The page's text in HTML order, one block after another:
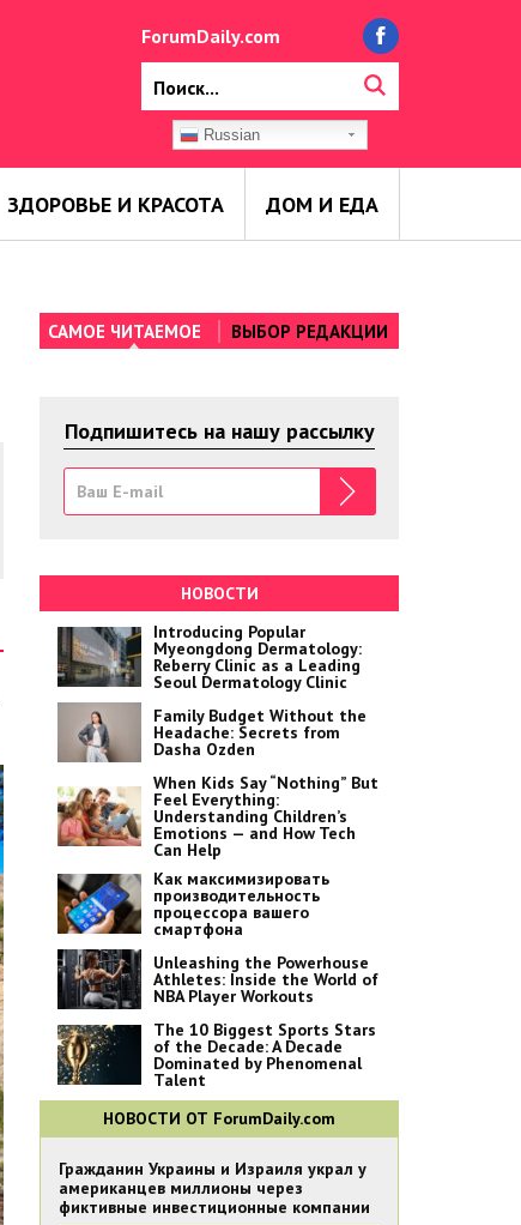
ForumDaily.com
Russian
ЗДОРОВЬЕ И КРАСОТА ДОМ И ЕДА
САМОЕ ЧИТАЕМОЕ ВЫБОР РЕДАКЦИИ
Подпишитесь на нашу рассылку
НОВОСТИ
Introducing Popular
Myeongdong Dermatology:
Reberry Clinic as a Leading
Seoul Dermatology Clinic
Family Budget Without the
Headache: Secrets from
Dasha Ozden
When Kids Say “Nothing” But
Feel Everything:
Understanding Children’s
Emotions — and How Tech
Can Help
Как максимизировать
производительность
процессора вашего
смартфона
Unleashing the Powerhouse
Athletes: Inside the World of
NBA Player Workouts
The 10 Biggest Sports Stars
of the Decade: A Decade
Dominated by Phenomenal
Talent
НОВОСТИ ОТ ForumDaily.com
Гражданин Украины и Израиля украл у
американцев миллионы через
фиктивные инвестиционные компании